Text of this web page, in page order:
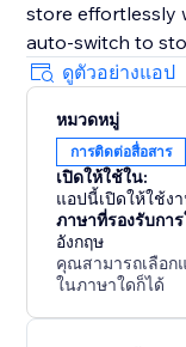
store effortlessly
auto-switch to
ดูตัวอย่างแอป
หมวดหมู่
การติดต่อสื่อสาร
เปิดให้ใช้ใน:
แอปนี้เปิดให้ใช้ง
ภาษาที่รองรับกา
อังกฤษ
คุณสามารถเลือก
ในภาษาใดก็ได้